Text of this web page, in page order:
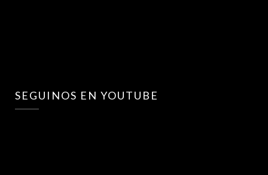
SEGUINOS EN YOUTUBE